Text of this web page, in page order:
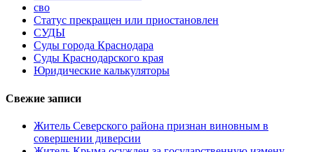
сво
Статус прекращен или приостановлен
СУДЫ
Суды города Краснодара
Суды Краснодарского края
Юридические калькуляторы
Свежие записи
Житель Северского района признан виновным в
совершении диверсии